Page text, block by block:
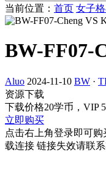
当前位置： 首页 女子
BW-FF07-
Aluo 2024-11-10 BW ·
资源下载
下载价格20学币，VIP
立即购买
点击右上角登录即可
载连接 链接失效请联系